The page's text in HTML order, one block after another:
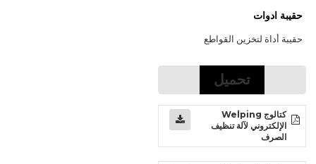
حقيبة ادوات
حقيبة أداة لتخزين القواطع
تحميل
كتالوج Welping
الإلكتروني لآلة تنظيف
الصرف